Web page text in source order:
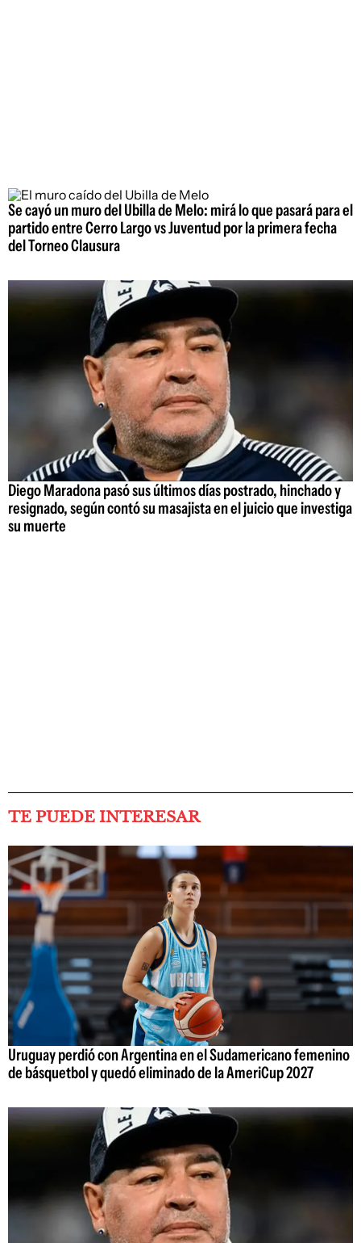
Se cayó un muro del Ubilla de Melo: mirá lo que pasará para el
partido entre Cerro Largo vs Juventud por la primera fecha
del Torneo Clausura
Diego Maradona pasó sus últimos días postrado, hinchado y
resignado, según contó su masajista en el juicio que investiga
su muerte
TE PUEDE INTERESAR
Uruguay perdió con Argentina en el Sudamericano femenino
de básquetbol y quedó eliminado de la AmeriCup 2027